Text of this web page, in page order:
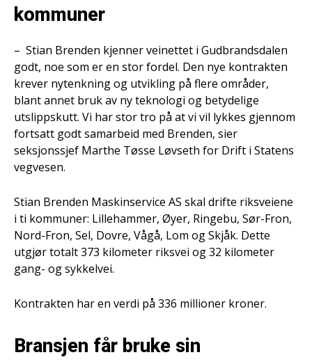
kommuner
– Stian Brenden kjenner veinettet i Gudbrandsdalen
godt, noe som er en stor fordel. Den nye kontrakten
krever nytenkning og utvikling på flere områder,
blant annet bruk av ny teknologi og betydelige
utslippskutt. Vi har stor tro på at vi vil lykkes gjennom
fortsatt godt samarbeid med Brenden, sier
seksjonssjef Marthe Tøsse Løvseth for Drift i Statens
vegvesen.
Stian Brenden Maskinservice AS skal drifte riksveiene
i ti kommuner: Lillehammer, Øyer, Ringebu, Sør-Fron,
Nord-Fron, Sel, Dovre, Vågå, Lom og Skjåk. Dette
utgjør totalt 373 kilometer riksvei og 32 kilometer
gang- og sykkelvei.
Kontrakten har en verdi på 336 millioner kroner.
Bransjen får bruke sin